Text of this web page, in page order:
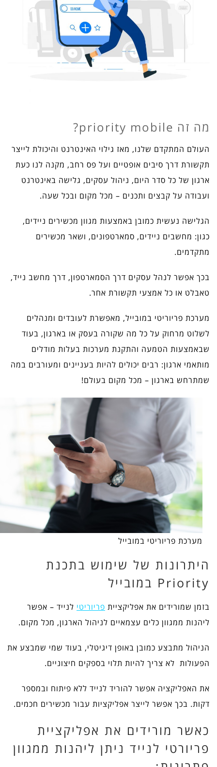
מה זה priority mobile?
העולם המתקדם שלנו, מאז גילוי האינטרנט והיכולת לייצר
תקשורת דרך סיבים אופטיים ועל פס רחב, מקנה לנו כעת
ארגון של כל סדר היום, ניהול עסקים, גלישה באינטרנט
ועבודה על קבצים ותכנים – מכל מקום ובכל שעה.
הגלישה נעשית כמובן באמצעות מגוון מכשירים ניידים,
כגון: מחשבים ניידים, סמארטפונים, ושאר מכשירים
מתקדמים.
בכך אפשר לנהל עסקים דרך הסמארטפון, דרך מחשב נייד,
טאבלט או כל אמצעי תקשורת אחר.
מערכת פריוריטי במובייל, מאפשרת לעובדים ומנהלים
לשלוט מרחוק על כל מה שקורה בעסק או בארגון, בעוד
שבאמצעות הטמעה והתקנת מערכות בעלות מודלים
מותאמי ארגון: רבים יכולים להיות בעניינים ומעורבים במה
שמתרחש בארגון – מכל מקום בעולם!
מערכת פריוריטי במובייל
היתרונות של שימוש בתכנת
Priority במובייל
בזמן שמורידים את אפליקציית פריוריטי לנייד – אפשר
ליהנות ממגוון כלים עצמאיים לניהול הארגון, מכל מקום.
הניהול מתבצע כמובן באופן דיגיטלי, בעוד שמי שמבצע את
הפעולות לא צריך להיות תלוי בספקים חיצוניים.
את האפליקציה אפשר להוריד לנייד ללא פיתוח ובמספר
דקות. בכך אפשר לייצר אפליקציות עבור מכשירים חכמים.
כאשר מורידים את אפליקציית
פריורטי לנייד ניתן ליהנות ממגוון